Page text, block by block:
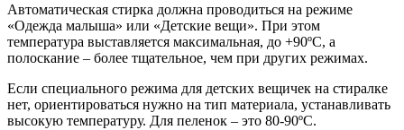
Автоматическая стирка должна проводиться на режиме
«Одежда малыша» или «Детские вещи». При этом
температура выставляется максимальная, до +90ºС, а
полоскание – более тщательное, чем при других режимах.
Если специального режима для детских вещичек на стиралке
нет, ориентироваться нужно на тип материала, устанавливать
высокую температуру. Для пеленок – это 80-90ºС.